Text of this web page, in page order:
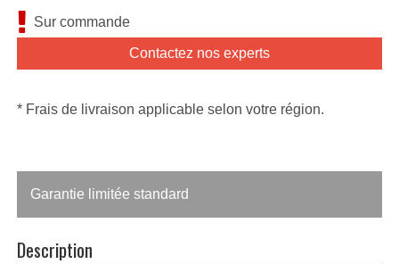
Sur commande
Contactez nos experts
* Frais de livraison applicable selon votre région.
Garantie limitée standard
Description